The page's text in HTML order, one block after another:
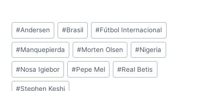
Etiquetas
de
la
entrada:
#Andersen #Brasil #Fútbol Internacional
#Manquepierda #Morten Olsen #Nigeria
#Nosa Igiebor #Pepe Mel #Real Betis
#Stephen Keshi